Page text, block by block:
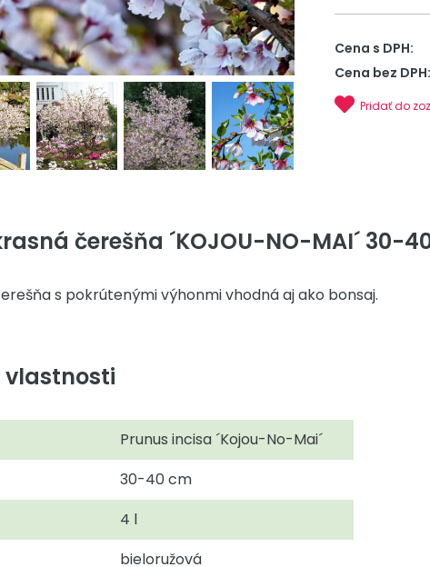
Cena s DPH:
Cena bez DPH:
Pridať do
čerešňa ´KOJOU-NO-MAI´ 30-
s pokrútenými výhonmi vhodná aj ako bonsaj.
vlastnosti
Prunus incisa ´Kojou-No-Mai´
30-40 cm
4 l
bieloružová